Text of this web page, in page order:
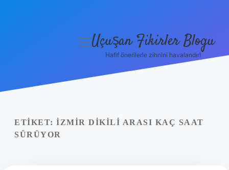
Yasal Uyarı
menüyü
Uçuşan Fikirler Blogu
Hafif önerilerle zihnini havalandır!
ETIKET: İZMIR DIKILI ARASI KAÇ SAAT
SÜRÜYOR